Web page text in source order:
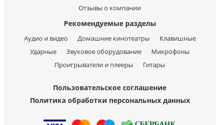
Отзывы о компании
Рекомендуемые разделы
Аудио и видео Домашние кинотеатры
Клавишные
Ударные
Звуковое оборудование
Микрофоны
Проигрыватели и плееры
Гитары
Пользовательское соглашение
Политика обработки персональных данных